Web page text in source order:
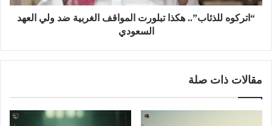
“اتركوه للذئاب”.. هكذا تبلورت المواقف الغربية ضد ولي العهد
السعودي
مقالات ذات صلة